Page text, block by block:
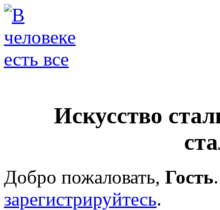
Искусство
Добро пожаловать, Гость
зарегистрируйтесь.